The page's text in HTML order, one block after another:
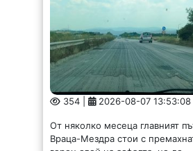
354 | 2026-08-07 13:53:08
От няколко месеца главният
Враца-Мездра стои с премахнат
ремонт така и не се стига.
Шофирането е изпитание за